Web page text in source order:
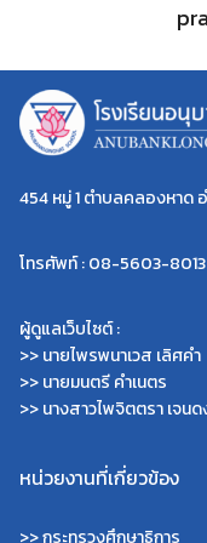
454 หมู่ 1 ตำบลคลองหาด
โทรศัพท์ : 08-5603-8013
ผู้ดูแลเว็บไซต์ :
>> นายไพรพนาเวส เลิศคำ
>> นายมนตรี คำเนตร
>> นางสาวไพจิตตรา เจนด
หน่วยงานที่เกี่ยวข้อง
>>กระทรวงศึกษาธิการ